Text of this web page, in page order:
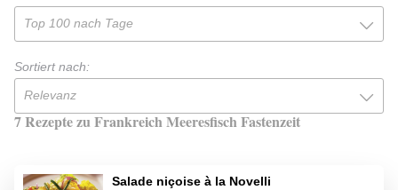
Top 100 nach Tage
Sortiert nach:
Relevanz
7 Rezepte zu Frankreich Meeresfisch Fastenzeit
Salade niçoise à la Novelli